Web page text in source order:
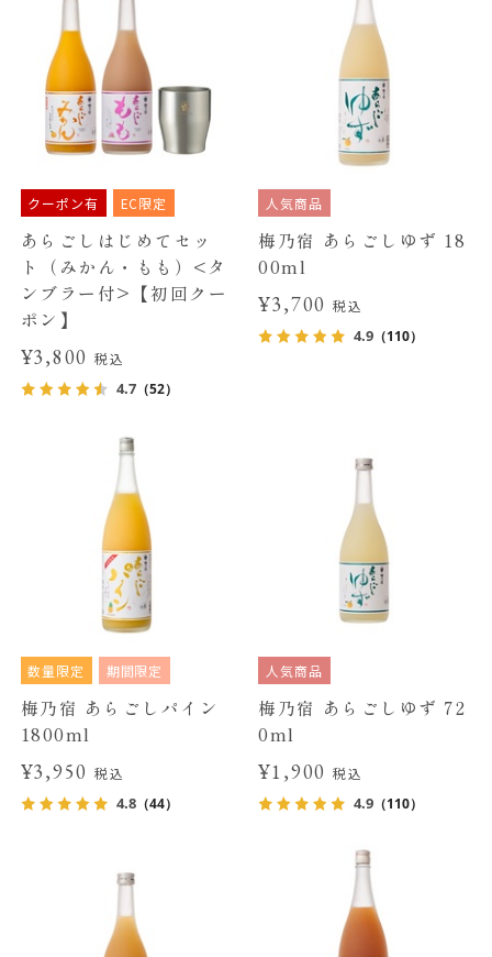
クーポン有 EC限定
あらごしはじめてセッ
ト（みかん・もも）<タ
ンブラー付>【初回クー
ポン】
¥3,800税込
4.7（52）
人気商品
梅乃宿 あらごしゆず 18
00ml
¥3,700 税込
4.9 （110）
数量限定 期間限定
梅乃宿 あらごしパイン
1800ml
¥3,950税込
4.8（44）
人気商品
梅乃宿 あらごしゆず 72
0ml
¥1,900 税込
4.9 （110）